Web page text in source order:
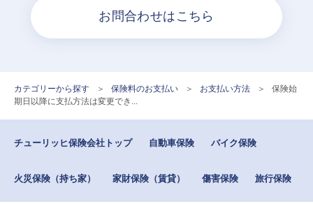
お問合わせはこちら
カテゴリーから探す > 保険料のお支払い > お支払い方法 >
保険始
期日以降に支払方法は変更でき...
チューリッヒ保険会社トップ 自動車保険 バイク保険
火災保険（持ち家） 家財保険（賃貸） 傷害保険 旅行保険